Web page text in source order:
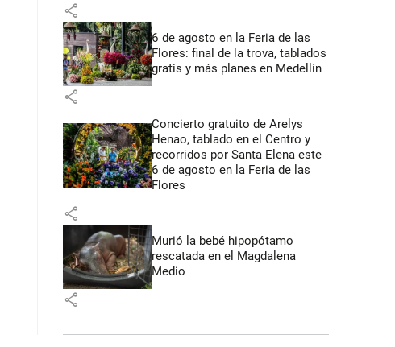
share
6 de agosto en la Feria de las
Flores: final de la trova, tablados
gratis y más planes en Medellín
share
Concierto gratuito de Arelys
Henao, tablado en el Centro y
recorridos por Santa Elena este
6 de agosto en la Feria de las
Flores
share
Murió la bebé hipopótamo
rescatada en el Magdalena
Medio
share